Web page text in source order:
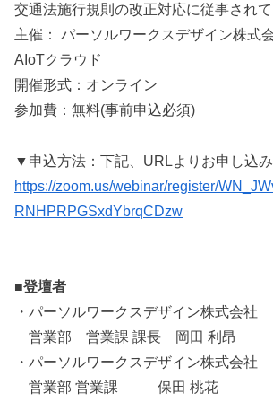
交通法施行規則の改正対応に従事され
主催： パーソルワークスデザイン株
AIoTクラウド
開催形式：オンライン
参加費：無料(事前申込必須)
▼申込方法：下記、URLよりお申し込み
https://zoom.us/webinar/register/
RNHPRPGSxdYbrqCDzw
■登壇者
・パーソルワークスデザイン株式会社
営業部 営業課 課長 岡田 利昂
・パーソルワークスデザイン株式会社
営業部 営業課 保田 桃花